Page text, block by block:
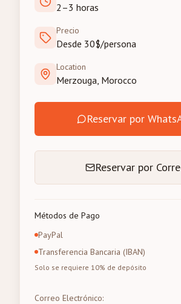
2–3 horas
Precio
Desde 30$/persona
Location
Merzouga, Morocco
Reservar por
Reservar por
Métodos de Pago
PayPal
Transferencia Bancaria (IBAN)
Solo se requiere 10% de depósito
Correo Electrónico: